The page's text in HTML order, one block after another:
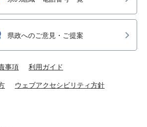
県政へのご意見・ご提案
事項 利用ガイド
ウェブアクセシビリティ方針